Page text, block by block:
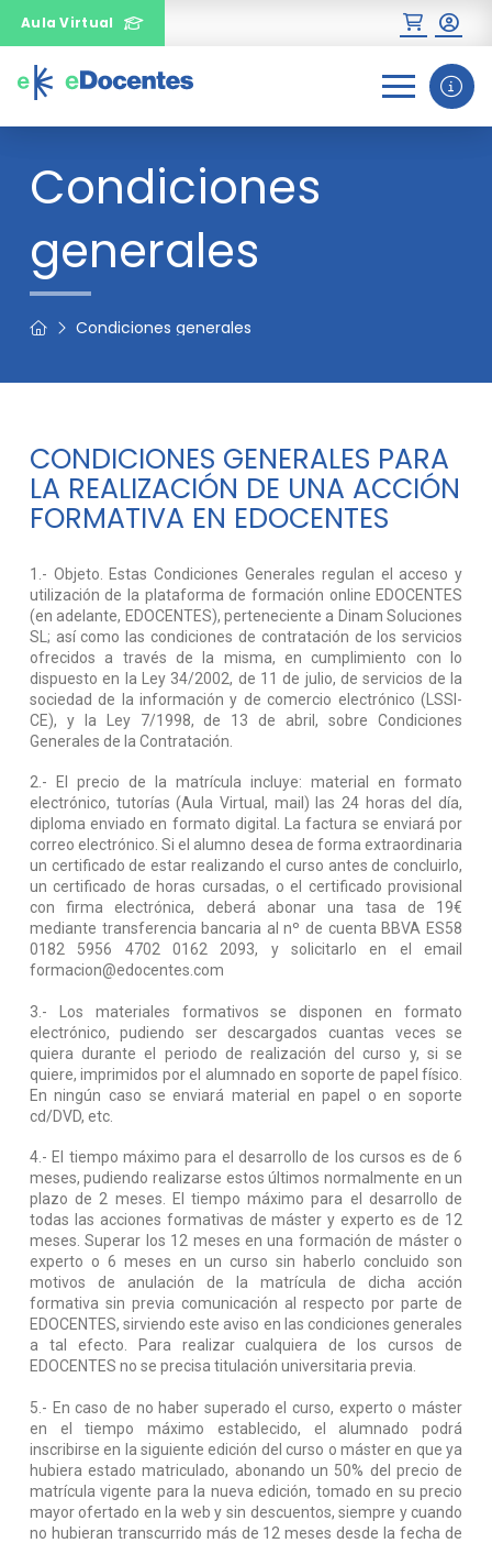
Aula Virtual
Condiciones
generales
Condiciones generales
CONDICIONES GENERALES PARA
LA REALIZACIÓN DE UNA ACCIÓN
FORMATIVA EN EDOCENTES
1.- Objeto. Estas Condiciones Generales regulan el acceso y
utilización de la plataforma de formación online EDOCENTES
(en adelante, EDOCENTES), perteneciente a Dinam Soluciones
SL; así como las condiciones de contratación de los servicios
ofrecidos a través de la misma, en cumplimiento con lo
dispuesto en la Ley 34/2002, de 11 de julio, de servicios de la
sociedad de la información y de comercio electrónico (LSSI-
CE), y la Ley 7/1998, de 13 de abril, sobre Condiciones
Generales de la Contratación.
2.- El precio de la matrícula incluye: material en formato
electrónico, tutorías (Aula Virtual, mail) las 24 horas del día,
diploma enviado en formato digital. La factura se enviará por
correo electrónico. Si el alumno desea de forma extraordinaria
un certificado de estar realizando el curso antes de concluirlo,
un certificado de horas cursadas, o el certificado provisional
con firma electrónica, deberá abonar una tasa de 19€
mediante transferencia bancaria al nº de cuenta BBVA ES58
0182 5956 4702 0162 2093, y solicitarlo en el email
formacion@edocentes.com
3.- Los materiales formativos se disponen en formato
electrónico, pudiendo ser descargados cuantas veces se
quiera durante el periodo de realización del curso y, si se
quiere, imprimidos por el alumnado en soporte de papel físico.
En ningún caso se enviará material en papel o en soporte
cd/DVD, etc.
4.- El tiempo máximo para el desarrollo de los cursos es de 6
meses, pudiendo realizarse estos últimos normalmente en un
plazo de 2 meses. El tiempo máximo para el desarrollo de
todas las acciones formativas de máster y experto es de 12
meses. Superar los 12 meses en una formación de máster o
experto o 6 meses en un curso sin haberlo concluido son
motivos de anulación de la matrícula de dicha acción
formativa sin previa comunicación al respecto por parte de
EDOCENTES, sirviendo este aviso en las condiciones generales
a tal efecto. Para realizar cualquiera de los cursos de
EDOCENTES no se precisa titulación universitaria previa.
5.- En caso de no haber superado el curso, experto o máster
en el tiempo máximo establecido, el alumnado podrá
inscribirse en la siguiente edición del curso o máster en que ya
hubiera estado matriculado, abonando un 50% del precio de
matrícula vigente para la nueva edición, tomado en su precio
mayor ofertado en la web y sin descuentos, siempre y cuando
no hubieran transcurrido más de 12 meses desde la fecha de
¿Necesitas más información
sobre un curso?